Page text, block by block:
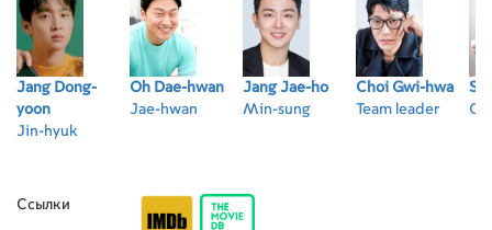
Jang Dong-
yoon
Jin-hyuk
Oh Dae-hwan
Jae-hwan
Jang Jae-ho
Min-sung
Choi Gwi-hwa
Team leader
Ссылки